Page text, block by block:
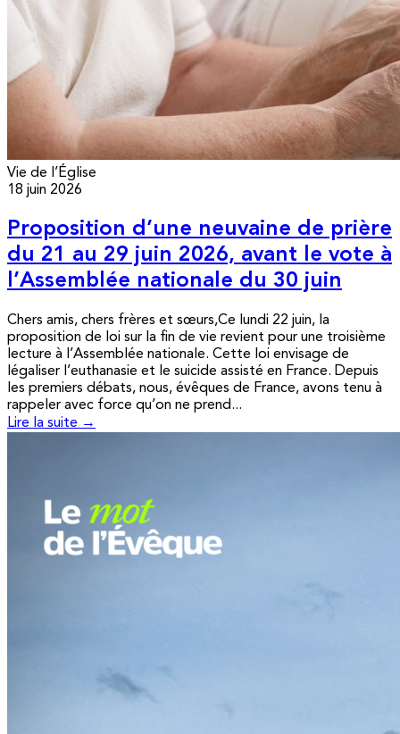
Vie de l’Église
18 juin 2026
Proposition d’une neuvaine de prière
du 21 au 29 juin 2026, avant le vote à
l’Assemblée nationale du 30 juin
Chers amis, chers frères et sœurs,Ce lundi 22 juin, la
proposition de loi sur la fin de vie revient pour une troisième
lecture à l’Assemblée nationale. Cette loi envisage de
légaliser l’euthanasie et le suicide assisté en France. Depuis
les premiers débats, nous, évêques de France, avons tenu à
rappeler avec force qu’on ne prend...
Lire la suite →